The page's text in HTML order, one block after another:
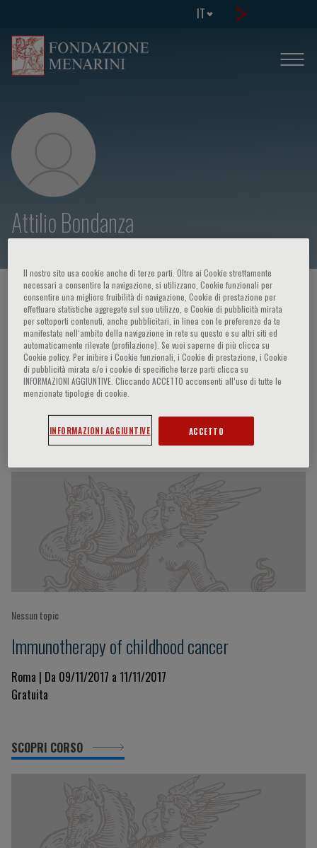
IT
Attilio Bondanza
HOME PAGE / CORSI ED EVENTI / RELATORE
Attilio Bondanza
Partecipazioni del relatore
Nessun topic
Immunotherapy of childhood cancer
Roma | Da 09/11/2017 a 11/11/2017
Gratuita
SCOPRI CORSO
Il nostro sito usa cookie anche di terze parti. Oltre ai Cookie strettamente
necessari a consentire la navigazione, si utilizzano, Cookie funzionali per
consentire una migliore fruibilità di navigazione, Cookie di prestazione per
effettuare statistiche aggregate sul suo utilizzo, e Cookie di pubblicità mirata
per sottoporti contenuti, anche pubblicitari, in linea con le preferenze da te
manifestate nell‘ambito della navigazione in rete su questo e su altri siti ed
automaticamente rilevate (profilazione). Se vuoi saperne di più clicca su
Cookie policy. Per inibire i Cookie funzionali, i Cookie di prestazione, i Cookie
di pubblicità mirata e/o i cookie di specifiche terze parti clicca su
INFORMAZIONI AGGIUNTIVE. Cliccando ACCETTO acconsenti all’uso di tutte le
menzionate tipologie di cookie.
INFORMAZIONI AGGIUNTIVE ACCETTO